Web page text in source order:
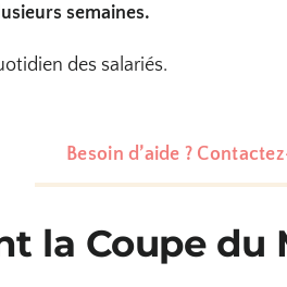
semaines.
des salariés.
Besoin d’aide ?
la Coupe du